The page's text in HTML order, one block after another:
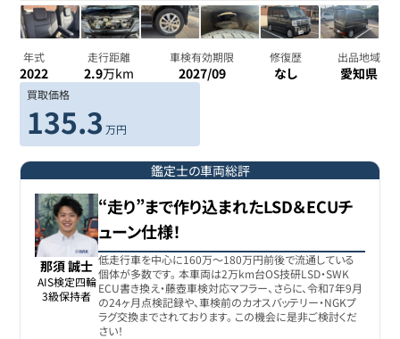
年式
2022
走行距離
2.9万km
車検有効期限
2027/09
修復歴
なし
出品地域
愛知県
買取価格
135.3 万円
鑑定士の車両総評
那須 誠士
AIS検定四輪
3級保持者
“走り”まで作り込まれたLSD＆ECUチ
ューン仕様！
低走行車を中心に160万〜180万円前後で流通している
個体が多数です。 本車両は2万km台OS技研LSD・SWK
ECU書き換え・藤壺車検対応マフラー、さらに、令和7年9月
の24ヶ月点検記録や、車検前のカオスバッテリー・NGKプ
ラグ交換までされております。 この機会に是非ご検討くだ
さい！